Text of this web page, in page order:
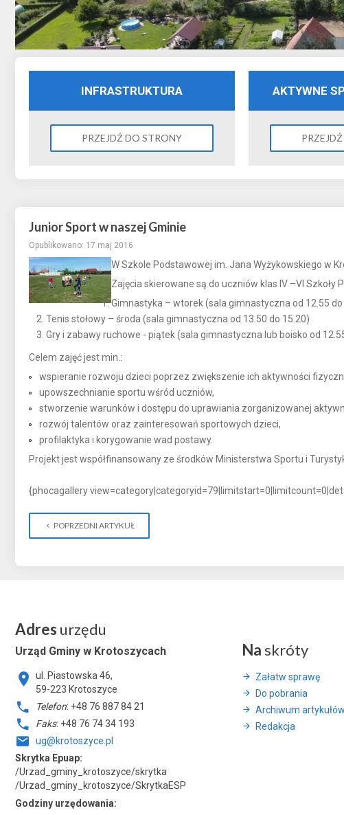
INFRASTRUKTURA
PRZEJDŹ DO STRONY
AKTYWNE
Junior Sport w naszej Gminie
Opublikowano: 17 maj 2016
W Szkole Podstawowej im. Jana Wyżykowskiego w
Zajęcia skierowane są do uczniów klas IV –VI Szkoły
Gimnastyka – wtorek (sala gimnastyczna od 12.55 do
Tenis stołowy – środa (sala gimnastyczna od 13.50 do 15.20)
Gry i zabawy ruchowe - piątek (sala gimnastyczna lub boisko od
Celem zajęć jest min.:
wspieranie rozwoju dzieci poprzez zwiększenie ich aktywności
upowszechnianie sportu wśród uczniów,
stworzenie warunków i dostępu do uprawiania zorganizowanej
rozwój talentów oraz zainteresowań sportowych dzieci,
profilaktyka i korygowanie wad postawy.
Projekt jest współfinansowany ze środków Ministerstwa Sportu i
{phocagallery
POPRZEDNI ARTYKUŁ
Adres urzędu
Urząd Gminy w Krotoszycach
ul. Piastowska 46,
59-223 Krotoszyce
Telefon: +48 76 887 84 21
Faks: +48 76 74 34 193
ug@krotoszyce.pl
Skrytka Epuap:
/Urzad_gminy_krotoszyce/skrytka
/Urzad_gminy_krotoszyce/SkrytkaESP
Godziny urzędowania:
Na skróty
Załatw sprawę
Do pobrania
Archiwum artykułów
Redakcja